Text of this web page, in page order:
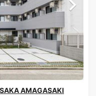
AMAGASAKI